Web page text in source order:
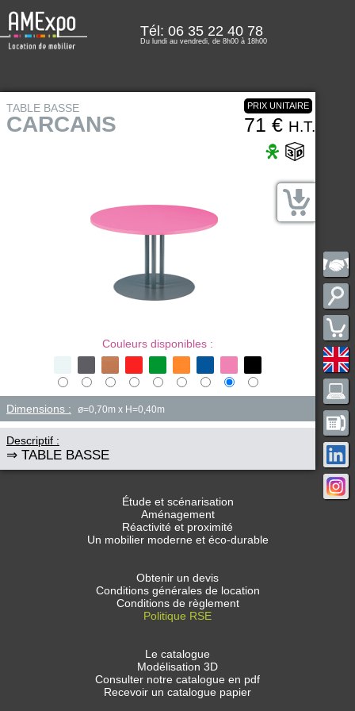
Tél: 06 35 22 40 78
Du lundi au vendredi, de 8h00 à 18h00
TABLE BASSE
CARCANS
PRIX UNITAIRE
71 € H.T.
Couleurs disponibles :
Dimensions : ø=0,70m x H=0,40m
Descriptif :
⇒ TABLE BASSE
Étude et scénarisation
Aménagement
Réactivité et proximité
Un mobilier moderne et éco-durable
Obtenir un devis
Conditions générales de location
Conditions de règlement
Politique RSE
Le catalogue
Modélisation 3D
Consulter notre catalogue en pdf
Recevoir un catalogue papier